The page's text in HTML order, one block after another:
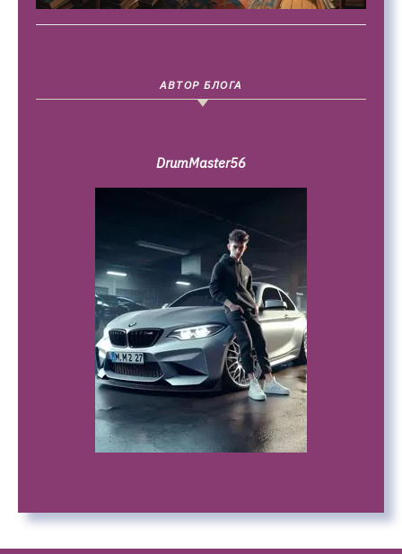
АВТОР БЛОГА
DrumMaster56